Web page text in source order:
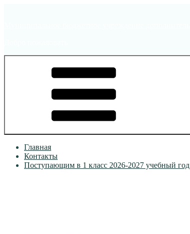
Главная
Контакты
Поступающим в 1 класс 2026-2027 учебный год